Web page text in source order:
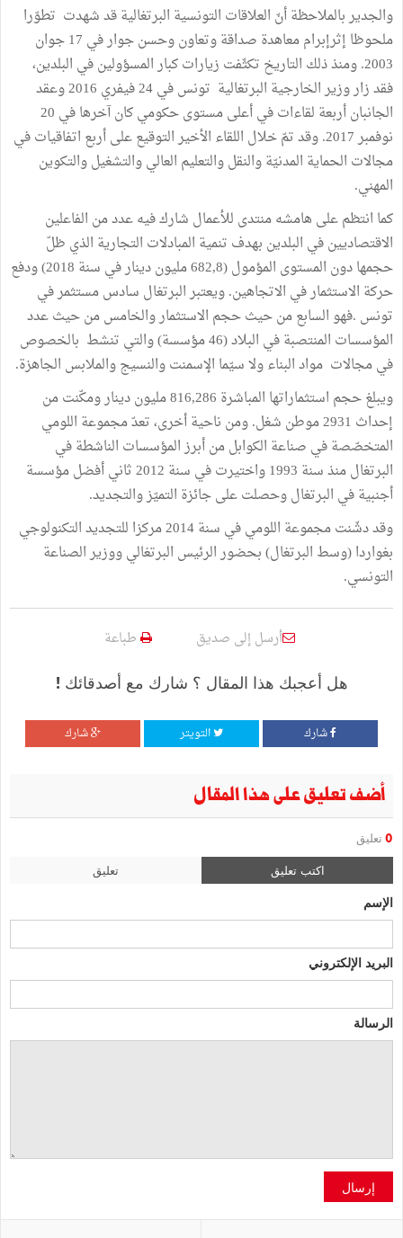
والجدير بالملاحظة أنّ العلاقات التونسية البرتغالية قد شهدت تطوّرا
ملحوظا إثرإبرام معاهدة صداقة وتعاون وحسن جوار في 17 جوان
2003. ومنذ ذلك التاريخ تكثّفت زيارات كبار المسؤولين في البلدين،
فقد زار وزير الخارجية البرتغالية تونس في 24 فيفري 2016 وعقد
الجانبان أربعة لقاءات في أعلى مستوى حكومي كان آخرها في 20
نوفمبر 2017. وقد تمّ خلال اللقاء الأخير التوقيع على أربع اتفاقيات في
مجالات الحماية المدنيّة والنقل والتعليم العالي والتشغيل والتكوين
المهني.
كما انتظم على هامشه منتدى للأعمال شارك فيه عدد من الفاعلين
الاقتصاديين في البلدين بهدف تنمية المبادلات التجارية الذي ظلّ
حجمها دون المستوى المؤمول (682,8 مليون دينار في سنة 2018) ودفع
حركة الاستثمار في الاتجاهين. ويعتبر البرتغال سادس مستثمر في
تونس .فهو السابع من حيث حجم الاستثمار والخامس من حيث عدد
المؤسسات المنتصبة في البلاد (46 مؤسسة) والتي تنشط بالخصوص
في مجالات مواد البناء ولا سيّما الإسمنت والنسيج والملابس الجاهزة.
ويبلغ حجم استثماراتها المباشرة 816,286 مليون دينار ومكّنت من
إحداث 2931 موطن شغل. ومن ناحية أخرى، تعدّ مجموعة اللومي
المتخصّصة في صناعة الكوابل من أبرز المؤسسات الناشطة في
البرتغال منذ سنة 1993 واختيرت في سنة 2012 ثاني أفضل مؤسسة
أجنبية في البرتغال وحصلت على جائزة التميّز والتجديد.
وقد دشّنت مجموعة اللومي في سنة 2014 مركزا للتجديد التكنولوجي
بغواردا (وسط البرتغال) بحضور الرئيس البرتغالي ووزير الصناعة
التونسي.
أرسل إلى صديق طباعة
هل أعجبك هذا المقال ؟ شارك مع أصدقائك !
شارك التويتر شارك
أضف تعليق على هذا المقال
0 تعليق
اكتب تعليق تعليق
الإسم
البريد الإلكتروني
الرسالة
إرسال